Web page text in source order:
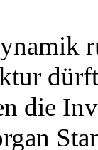
die